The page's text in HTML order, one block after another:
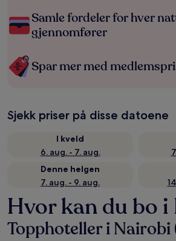
Samle fordeler for hver
gjennomfører
Spar mer med
Sjekk priser på disse datoene
I kveld
6. aug. - 7. aug.
Denne helgen
7. aug. - 9. aug.
Hvor kan du bo i
Topphoteller i Nairobi